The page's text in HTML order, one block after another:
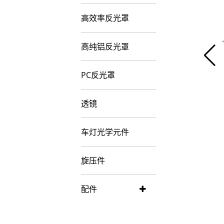
高效率反光罩
高纯铝反光罩
PC反光罩
透镜
车灯光学元件
旋压件
配件